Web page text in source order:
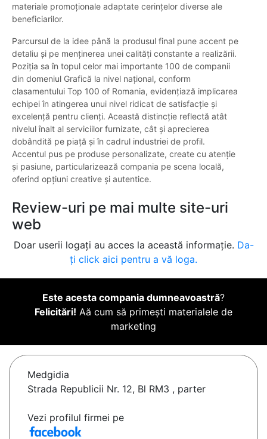
materiale promoționale adaptate cerințelor diverse ale
beneficiarilor.
Parcursul de la idee până la produsul final pune accent pe
detaliu și pe menținerea unei calități constante a realizării.
Poziția sa în topul celor mai importante 100 de companii
din domeniul Grafică la nivel național, conform
clasamentului Top 100 of Romania, evidențiază implicarea
echipei în atingerea unui nivel ridicat de satisfacție și
excelență pentru clienți. Această distincție reflectă atât
nivelul înalt al serviciilor furnizate, cât și aprecierea
dobândită pe piață și în cadrul industriei de profil.
Accentul pus pe produse personalizate, create cu atenție
și pasiune, particularizează compania pe scena locală,
oferind opțiuni creative și autentice.
Review-uri pe mai multe site-uri
web
Doar userii logați au acces la această informație. Da-
ți click aici pentru a vă loga.
Este acesta compania dumneavoastră?
Felicitări! Aă cum să primești materialele de
marketing
Medgidia
Strada Republicii Nr. 12, Bl RM3 , parter
Vezi profilul firmei pe